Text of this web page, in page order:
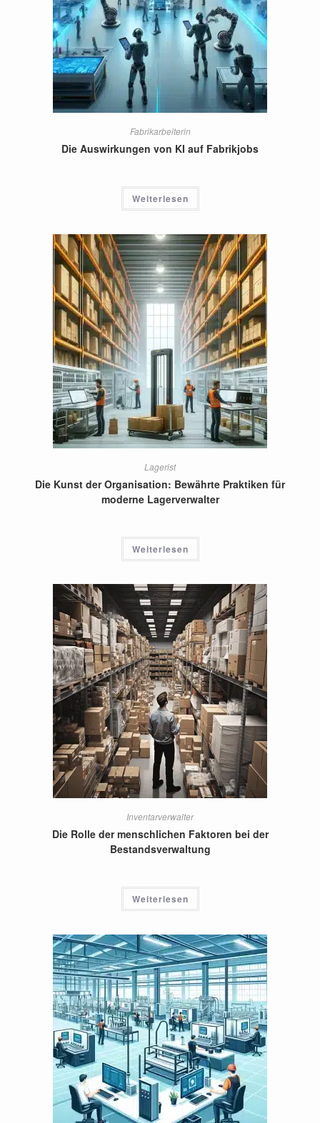
Fabrikarbeiterin
Die Auswirkungen von KI auf Fabrikjobs
Weiterlesen
Lagerist
Die Kunst der Organisation: Bewährte Praktiken für
moderne Lagerverwalter
Weiterlesen
Inventarverwalter
Die Rolle der menschlichen Faktoren bei der
Bestandsverwaltung
Weiterlesen